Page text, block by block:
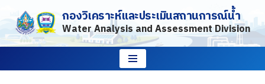
Skip
to
กองวิเคราะห์และประเมินสถานการณ์น้ำ
Water Analysis and Assessment Division